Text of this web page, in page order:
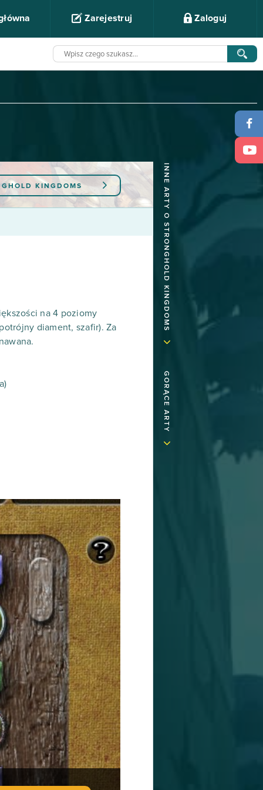
Zarejestruj Zaloguj
INNE ARTY O STRONGHOLD KINGDOMS
GORĄCE ARTY
KINGDOMS
na 4 poziomy
diament, szafir). Za